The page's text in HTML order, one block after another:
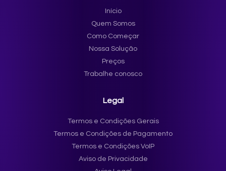
Início
Quem Somos
Como Começar
Nossa Solução
Preços
Trabalhe conosco
Legal
Termos e Condições Gerais
Termos e Condições de Pagamento
Termos e Condições VoIP
Aviso de Privacidade